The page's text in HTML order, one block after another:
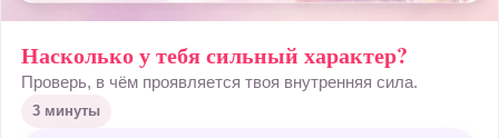
Насколько у тебя сильный характер?
Проверь, в чём проявляется твоя внутренняя сила.
3 минуты